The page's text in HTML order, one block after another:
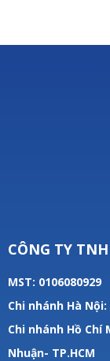
CÔNG TY
MST: 0106080929
Chi nhánh Hà
Chi nhánh Hồ Chí
Nhuận- TP.HCM